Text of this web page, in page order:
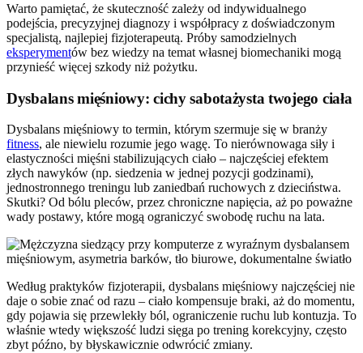
Warto pamiętać, że skuteczność zależy od indywidualnego
podejścia, precyzyjnej diagnozy i współpracy z doświadczonym
specjalistą, najlepiej fizjoterapeutą. Próby samodzielnych
eksperymentów bez wiedzy na temat własnej biomechaniki mogą
przynieść więcej szkody niż pożytku.
Dysbalans mięśniowy: cichy sabotażysta twojego ciała
Dysbalans mięśniowy to termin, którym szermuje się w branży
fitness, ale niewielu rozumie jego wagę. To nierównowaga siły i
elastyczności mięśni stabilizujących ciało – najczęściej efektem
złych nawyków (np. siedzenia w jednej pozycji godzinami),
jednostronnego treningu lub zaniedbań ruchowych z dzieciństwa.
Skutki? Od bólu pleców, przez chroniczne napięcia, aż po poważne
wady postawy, które mogą ograniczyć swobodę ruchu na lata.
Według praktyków fizjoterapii, dysbalans mięśniowy najczęściej nie
daje o sobie znać od razu – ciało kompensuje braki, aż do momentu,
gdy pojawia się przewlekły ból, ograniczenie ruchu lub kontuzja. To
właśnie wtedy większość ludzi sięga po trening korekcyjny, często
zbyt późno, by błyskawicznie odwrócić zmiany.